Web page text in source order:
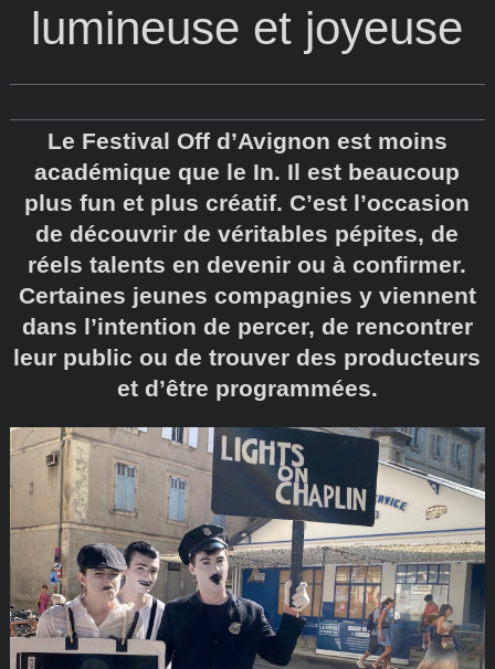
lumineuse et joyeuse
Le Festival Off d’Avignon est moins
académique que le In. Il est beaucoup
plus fun et plus créatif. C’est l’occasion
de découvrir de véritables pépites, de
réels talents en devenir ou à confirmer.
Certaines jeunes compagnies y viennent
dans l’intention de percer, de rencontrer
leur public ou de trouver des producteurs
et d’être programmées.